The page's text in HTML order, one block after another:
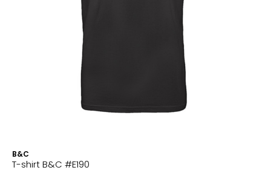
B&C
T-shirt B&C #E190